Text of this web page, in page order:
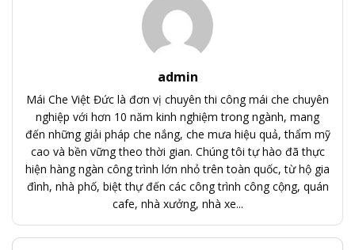
admin
Mái Che Việt Đức là đơn vị chuyên thi công mái che chuyên
nghiệp với hơn 10 năm kinh nghiệm trong ngành, mang
đến những giải pháp che nắng, che mưa hiệu quả, thẩm mỹ
cao và bền vững theo thời gian. Chúng tôi tự hào đã thực
hiện hàng ngàn công trình lớn nhỏ trên toàn quốc, từ hộ gia
đình, nhà phố, biệt thự đến các công trình công cộng, quán
cafe, nhà xưởng, nhà xe...